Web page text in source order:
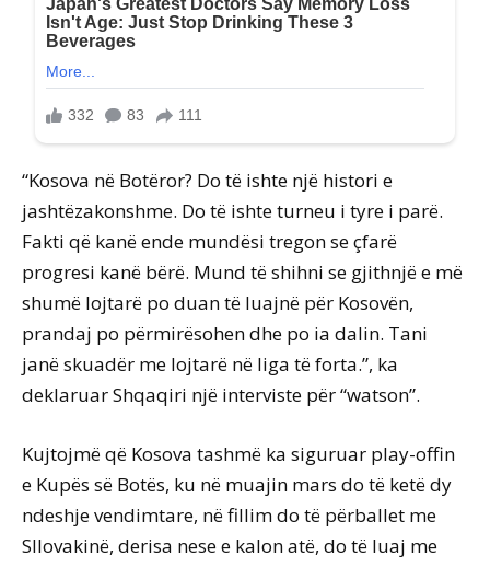
“Kosova në Botëror? Do të ishte një histori e
jashtëzakonshme. Do të ishte turneu i tyre i parë.
Fakti që kanë ende mundësi tregon se çfarë
progresi kanë bërë. Mund të shihni se gjithnjë e më
shumë lojtarë po duan të luajnë për Kosovën,
prandaj po përmirësohen dhe po ia dalin. Tani
janë skuadër me lojtarë në liga të forta.”, ka
deklaruar Shqaqiri një interviste për “watson”.
Kujtojmë që Kosova tashmë ka siguruar play-offin
e Kupës së Botës, ku në muajin mars do të ketë dy
ndeshje vendimtare, në fillim do të përballet me
Sllovakinë, derisa nese e kalon atë, do të luaj me